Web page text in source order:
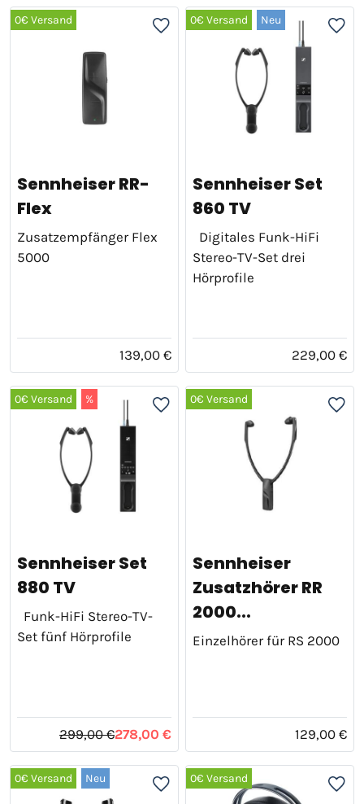
0€ Versand
Sennheiser RR-
Flex
Zusatzempfänger Flex
5000
139,00 €
0€ Versand Neu
Sennheiser Set
860 TV
Digitales Funk-HiFi
Stereo-TV-Set drei
Hörprofile
229,00 €
0€ Versand %
Sennheiser Set
880 TV
Funk-HiFi Stereo-TV-
Set fünf Hörprofile
299,00 €278,00 €
0€ Versand
Sennheiser
Zusatzhörer RR
2000...
Einzelhörer für RS 2000
129,00 €
0€ Versand Neu 0€ Versand